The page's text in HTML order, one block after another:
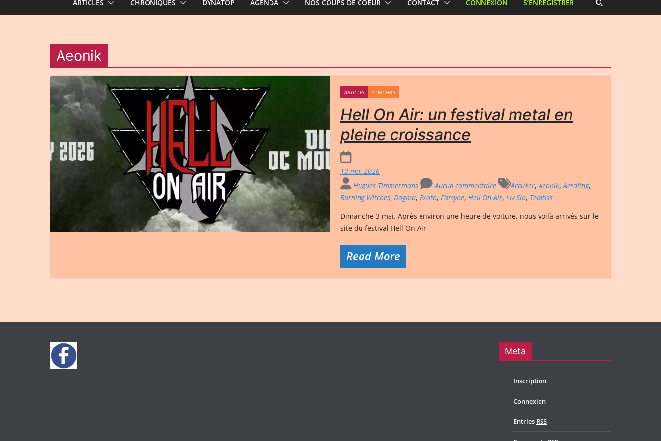
ARTICLES CHRONIQUES DYNATOP AGENDA NOS COUPS DE COEUR CONTACT CONNEXION S’ENREGISTRER
Aeonik
ARTICLES CONCERTS
Hell On Air: un festival metal en
pleine croissance
13 mai 2026
Hugues Timmermans
Aucun commentaire Accu§er,Aeonik,Aerdling,
Burning Witches, Dogma, Exoto, Famyne, Hell On Air, Liv Sin, Temtris
Dimanche 3 mai. Après environ une heure de voiture, nous voilà arrivés sur le
site du festival Hell On Air
Read More
Meta
Inscription
Connexion
Entries RSS